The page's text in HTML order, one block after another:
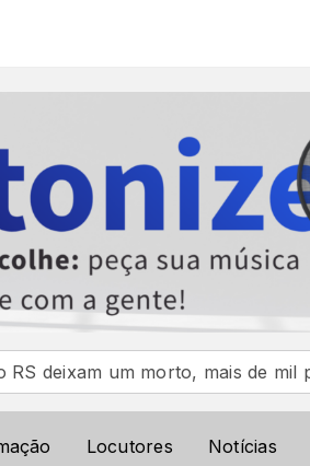
um morto, mais de mil
Locutores Notícias